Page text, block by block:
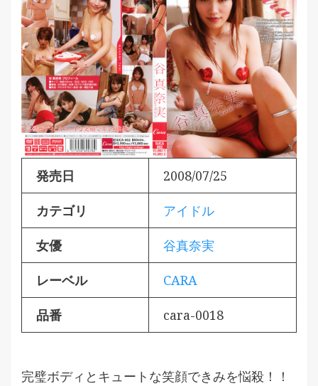
発売日 2008/07/25
カテゴリ アイドル
女優 谷真奈実
レーベル CARA
品番 cara-0018
完璧ボディとキュートな笑顔できみを悩殺！！